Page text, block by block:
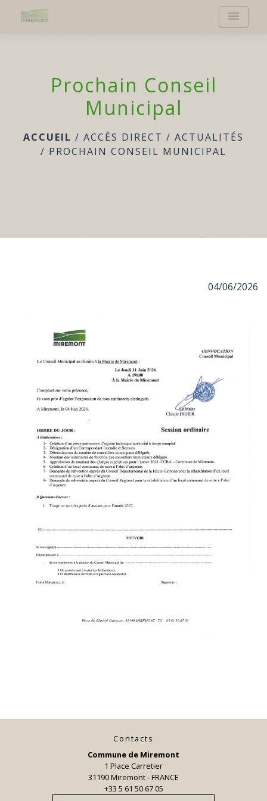
menu
Prochain Conseil
Municipal
ACCUEIL / ACCÈS DIRECT / ACTUALITÉS
/ PROCHAIN CONSEIL MUNICIPAL
04/06/2026
Contacts
Commune de Miremont
1 Place Carretier
31190 Miremont - FRANCE
+33 5 61 50 67 05